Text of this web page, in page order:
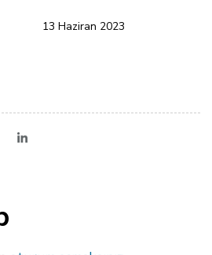
13 Haziran 2023